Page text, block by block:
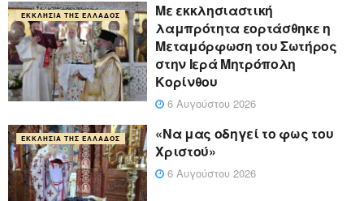
ΕΚΚΛΗΣΊΑ ΤΗΣ ΕΛΛΆΔΟΣ
Με εκκλησιαστική
λαμπρότητα εορτάσθηκε η
Μεταμόρφωση του Σωτήρος
στην Ιερά Μητρόπολη
Κορίνθου
6 Αυγούστου 2026
ΕΚΚΛΗΣΊΑ ΤΗΣ ΕΛΛΆΔΟΣ
«Να μας οδηγεί το φως του
Χριστού»
6 Αυγούστου 2026